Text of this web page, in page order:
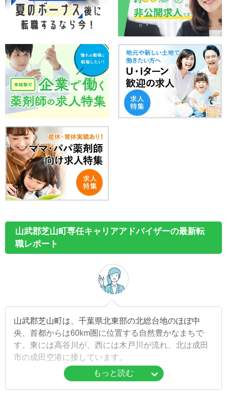
山武郡芝山町専任キャリアアドバイザーの最新転
職レポート
山武郡芝山町は、千葉県北東部の北総台地のほぼ中
央、首都からは60km圏に位置する自然豊かなまちで
す。東には高谷川が、西には木戸川が流れ、北は成田
市の成田空港に接しています。
町内には「成田空港 空と大地の歴史館」、「航空科学
もっと読む